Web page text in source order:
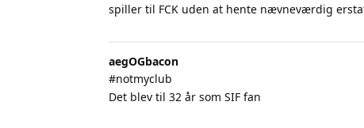
spiller til FCK uden at hente nævneværdig
aegOGbacon
#notmyclub
Det blev til 32 år som SIF fan